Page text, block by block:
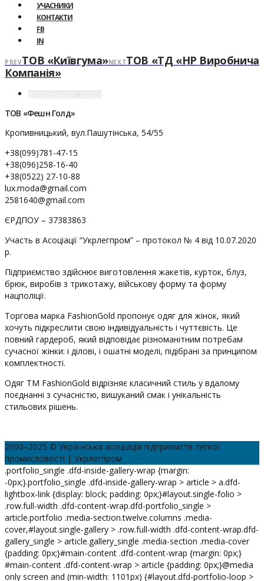
УЧАСНИКИ
КОНТАКТИ
FB
IN
PREVТОВ «Київгума»NEXTТОВ «ТД «НР Виробнича
Компанія»
ТОВ «Фешн Голд»
Кропивницький, вул.Пашутінська, 54/55
+38(099)781-47-15
+38(096)258-16-40
+38(0522) 27-10-88
lux.moda@gmail.com
2581640@gmail.com
ЄРДПОУ – 37383863
Участь в Асоціації “Укрлегпром” – протокол № 4 від 10.07.2020
р.
Підприємство здійснює виготовлення жакетів, курток, блуз,
брюк, виробів з трикотажу, військову форму та форму
нацполіції.
Торгова марка FashionGold пропонує одяг для жінок, який
хочуть підкреслити свою індивідуальність і чуттєвість. Це
повний гардероб, який відповідає різноманітним потребам
сучасної жінки: і ділові, і ошатні моделі, підібрані за принципом
комплектності.
Одяг ТМ FashionGold відрізняє класичний стиль у вдалому
поєднанні з сучасністю, вишуканий смак і унікальність
стильових рішень.
2000–2025 © Українська асоціація підприємств легкої
промисловості | Укрлегпром
.portfolio_single .dfd-inside-gallery-wrap {margin:
-0px;}.portfolio_single .dfd-inside-gallery-wrap > article > a.dfd-
lightbox-link {display: block; padding: 0px;}#layout.single-folio >
.row.full-width .dfd-content-wrap.dfd-portfolio_single >
article.portfolio .media-section.twelve.columns .media-
cover,#layout.single-gallery > .row.full-width .dfd-content-wrap.dfd-
gallery_single > article.gallery_single .media-section .media-cover
{padding: 0px;}#main-content .dfd-content-wrap {margin: 0px;}
#main-content .dfd-content-wrap > article {padding: 0px;}@media
only screen and (min-width: 1101px) {#layout.dfd-portfolio-loop >